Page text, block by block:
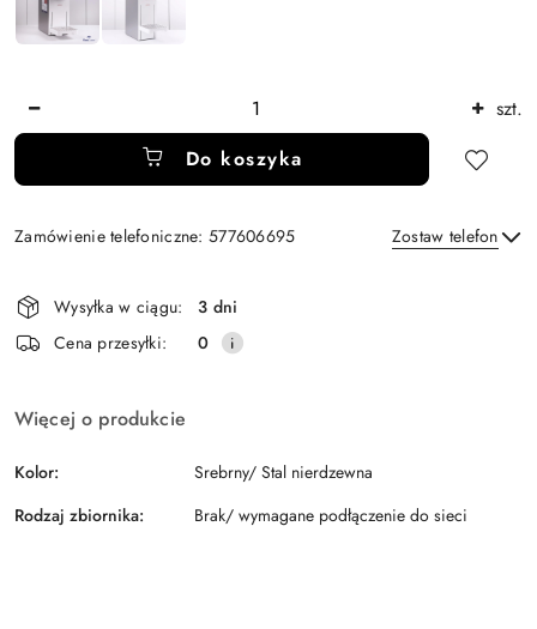
szt.
Do koszyka
Zamówienie telefoniczne: 577606695 Zostaw telefon
Wyślij
Dostępność
i
dostawa
Wysyłka w ciągu:
3 dni
Cena przesyłki:
0
Więcej o produkcie
Kolor:
Srebrny/ Stal nierdzewna
Rodzaj zbiornika:
Brak/ wymagane podłączenie do sieci